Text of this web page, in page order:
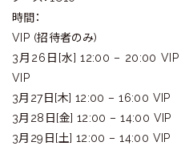
時間：
VIP (招待者のみ)
3⽉26⽇[水] 12:00 – 20:00
VIP
3⽉27⽇[木] 12:00 – 16:00 VIP
3⽉28⽇[金] 12:00 – 14:00 VIP
3⽉29⽇[土] 12:00 – 14:00 VIP